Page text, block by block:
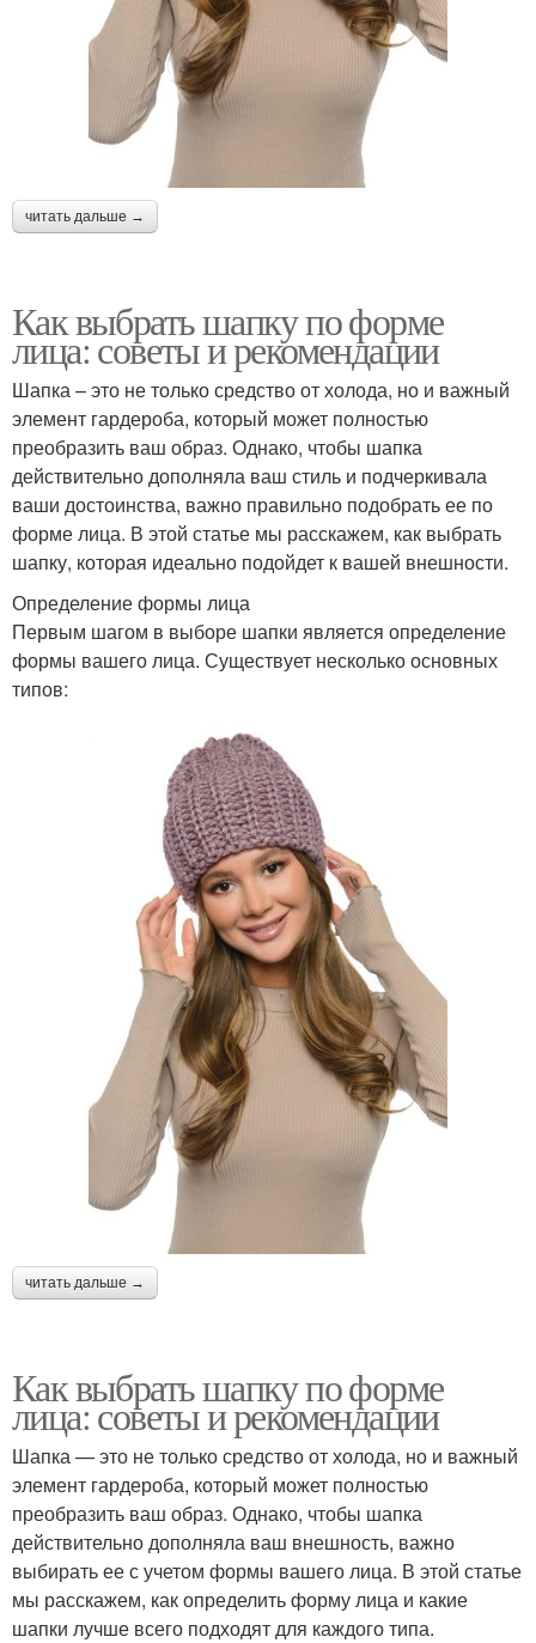
читать дальше →
Как выбрать шапку по форме
лица: советы и рекомендации
Шапка – это не только средство от холода, но и важный
элемент гардероба, который может полностью
преобразить ваш образ. Однако, чтобы шапка
действительно дополняла ваш стиль и подчеркивала
ваши достоинства, важно правильно подобрать ее по
форме лица. В этой статье мы расскажем, как выбрать
шапку, которая идеально подойдет к вашей внешности.
Определение формы лица
Первым шагом в выборе шапки является определение
формы вашего лица. Существует несколько основных
типов:
читать дальше →
Как выбрать шапку по форме
лица: советы и рекомендации
Шапка — это не только средство от холода, но и важный
элемент гардероба, который может полностью
преобразить ваш образ. Однако, чтобы шапка
действительно дополняла ваш внешность, важно
выбирать ее с учетом формы вашего лица. В этой статье
мы расскажем, как определить форму лица и какие
шапки лучше всего подходят для каждого типа.